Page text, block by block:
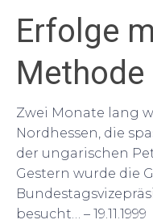
Erfolge
Methode
Zwei Monate lang
Nordhessen, die
der ungarischen
Gestern wurde die
besucht… – 19.11.1999